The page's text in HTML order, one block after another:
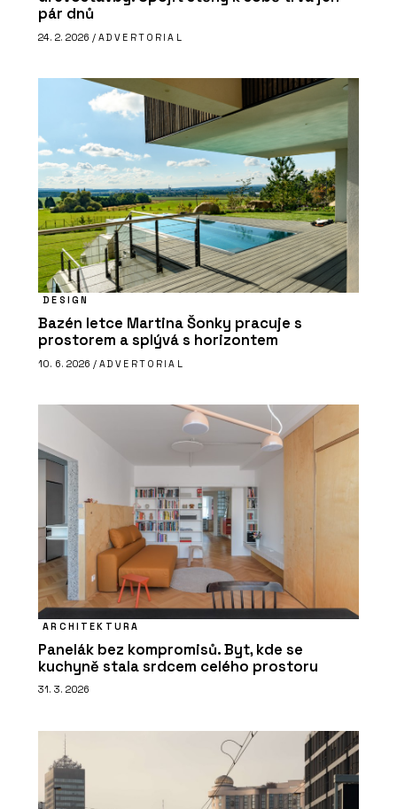
pár dnů
24. 2. 2026 / ADVERTORIAL
DESIGN
Bazén letce Martina Šonky pracuje s
prostorem a splývá s horizontem
10. 6. 2026 / ADVERTORIAL
ARCHITEKTURA
Panelák bez kompromisů. Byt, kde se
kuchyně stala srdcem celého prostoru
31. 3. 2026